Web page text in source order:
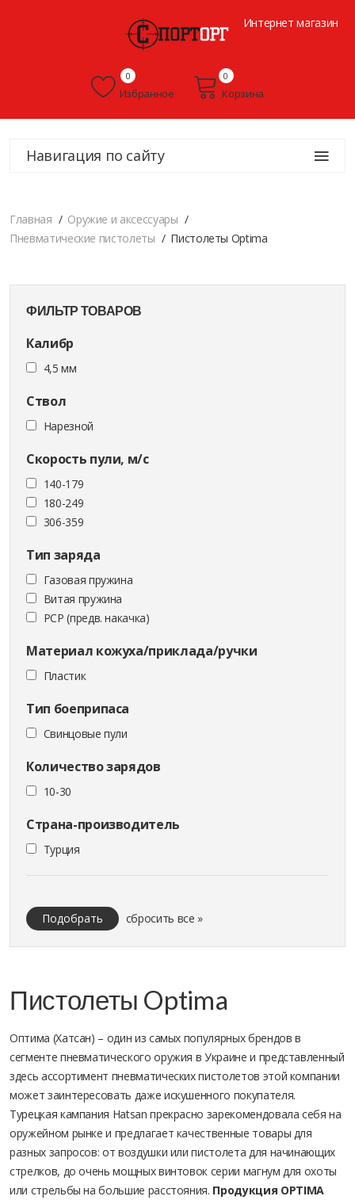
Интернет магазин
Избранное
0
Корзина
0
Навигация по сайту
Главная
Оружие и аксессуары
Пневматические пистолеты
Пистолеты Optima
ФИЛЬТР ТОВАРОВ
Калибр
4,5 мм
Ствол
Нарезной
Скорость пули, м/с
140-179
180-249
306-359
Тип заряда
Газовая пружина
Витая пружина
PCP (предв. накачка)
Материал кожуха/приклада/ручки
Пластик
Тип боеприпаса
Cвинцовые пули
Количество зарядов
10-30
Страна-производитель
Турция
Подобрать сбросить все »
Пистолеты Optima
Оптима (Хатсан) – один из самых популярных брендов в
сегменте пневматического оружия в Украине и представленный
здесь ассортимент пневматических пистолетов этой компании
может заинтересовать даже искушенного покупателя.
Турецкая кампания Hatsan прекрасно зарекомендовала себя на
оружейном рынке и предлагает качественные товары для
разных запросов: от воздушки или пистолета для начинающих
стрелков, до очень мощных винтовок серии магнум для охоты
или стрельбы на большие расстояния. Продукция OPTIMA